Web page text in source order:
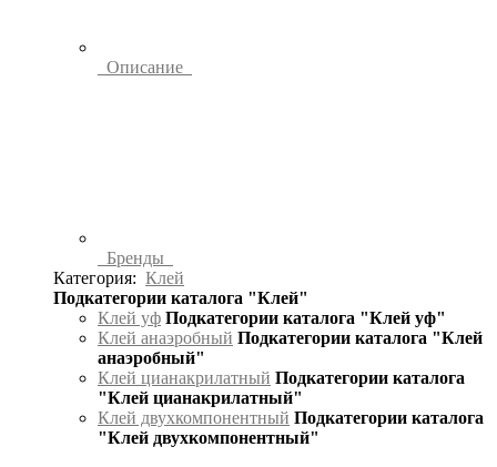
Описание
Бренды
Категория: Клей
Подкатегории каталога "Клей"
Клей уф Подкатегории каталога "Клей уф"
Клей анаэробный Подкатегории каталога "Клей
анаэробный"
Клей цианакрилатный Подкатегории каталога
"Клей цианакрилатный"
Клей двухкомпонентный Подкатегории каталога
"Клей двухкомпонентный"